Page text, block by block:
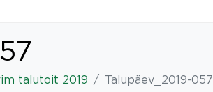
talutoit 2019 Talupäev_2019-057